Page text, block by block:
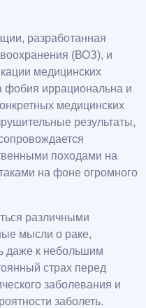
разработанная
(ВОЗ), и
медицинских
фобия иррациональна и
медицинских
результаты,
походами на
на фоне огромного
различными
мысли о раке,
даже к небольшим
страх перед
заболевания и
заболеть.